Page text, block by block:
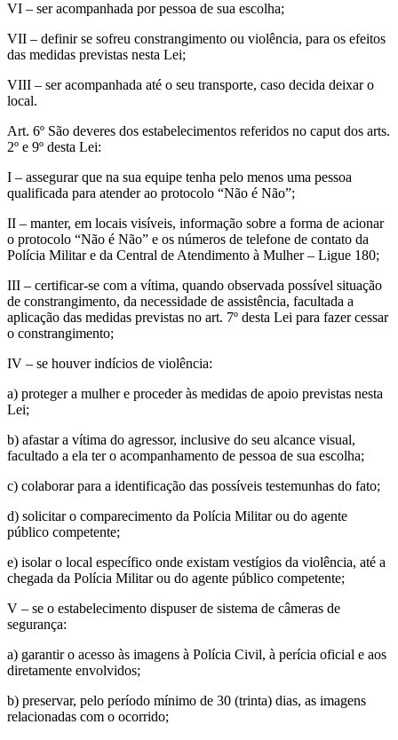
VI – ser acompanhada por pessoa de sua escolha;
VII – definir se sofreu constrangimento ou violência, para os efeitos
das medidas previstas nesta Lei;
VIII – ser acompanhada até o seu transporte, caso decida deixar o
local.
Art. 6º São deveres dos estabelecimentos referidos no caput dos arts.
2º e 9º desta Lei:
I – assegurar que na sua equipe tenha pelo menos uma pessoa
qualificada para atender ao protocolo “Não é Não”;
II – manter, em locais visíveis, informação sobre a forma de acionar
o protocolo “Não é Não” e os números de telefone de contato da
Polícia Militar e da Central de Atendimento à Mulher – Ligue 180;
III – certificar-se com a vítima, quando observada possível situação
de constrangimento, da necessidade de assistência, facultada a
aplicação das medidas previstas no art. 7º desta Lei para fazer cessar
o constrangimento;
IV – se houver indícios de violência:
a) proteger a mulher e proceder às medidas de apoio previstas nesta
Lei;
b) afastar a vítima do agressor, inclusive do seu alcance visual,
facultado a ela ter o acompanhamento de pessoa de sua escolha;
c) colaborar para a identificação das possíveis testemunhas do fato;
d) solicitar o comparecimento da Polícia Militar ou do agente
público competente;
e) isolar o local específico onde existam vestígios da violência, até a
chegada da Polícia Militar ou do agente público competente;
V – se o estabelecimento dispuser de sistema de câmeras de
segurança:
a) garantir o acesso às imagens à Polícia Civil, à perícia oficial e aos
diretamente envolvidos;
b) preservar, pelo período mínimo de 30 (trinta) dias, as imagens
relacionadas com o ocorrido;